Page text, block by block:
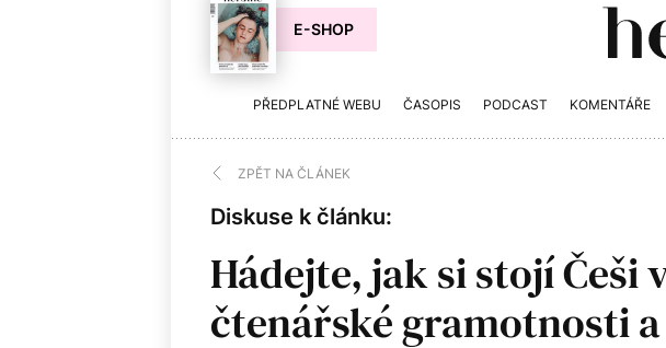
E-SHOP
PŘEDPLATNÉ WEBU ČASOPIS PODCAST KOMENTÁŘE
ZPĚT NA ČLÁNEK
Diskuse k článku:
Hádejte, jak si stojí Češi
čtenářské gramotnosti